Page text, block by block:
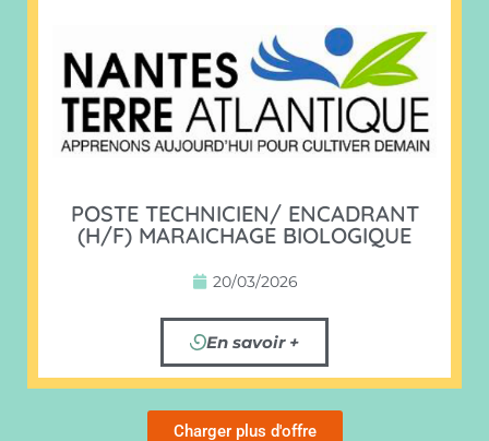
POSTE TECHNICIEN/ ENCADRANT
(H/F) MARAICHAGE BIOLOGIQUE
20/03/2026
En savoir +
Charger plus d'offre